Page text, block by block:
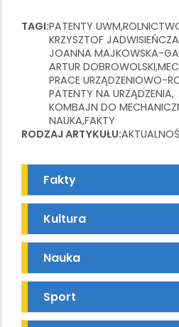
TAGI PATENTY UWM
KRZYSZTOF
JOANNA MAJKOWSKA-
ARTUR DOBROWOLSKI
PRACE URZĄDZENIOWO-
PATENTY NA URZĄDZENIA
KOMBAJN DO
NAUKA FAKTY
RODZAJ ARTYKUŁU
Fakty
Kultura
Nauka
Sport